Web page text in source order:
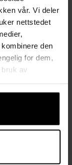
vår. Vi deler
nettstedet
den
for dem,
av
og tydelige